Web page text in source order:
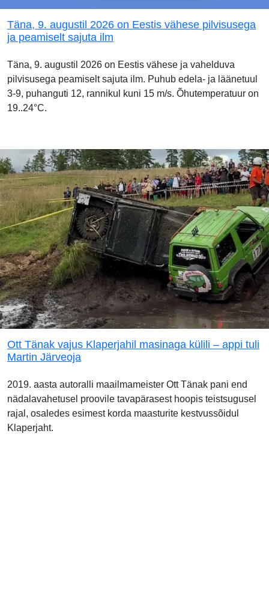
Täna, 9. augustil 2026 on Eestis vähese pilvisusega
ja peamiselt sajuta ilm
Täna, 9. augustil 2026 on Eestis vähese ja vahelduva
pilvisusega peamiselt sajuta ilm. Puhub edela- ja läänetuul
3-9, puhanguti 12, rannikul kuni 15 m/s. Õhutemperatuur on
19..24°C.
Ott Tänak vajus Klaperjahil masinaga külili – appi tuli
Martin Järveoja
2019. aasta autoralli maailmameister Ott Tänak pani end
nädalavahetusel proovile tavapärasest hoopis teistsugusel
rajal, osaledes esimest korda maasturite kestvussõidul
Klaperjaht.